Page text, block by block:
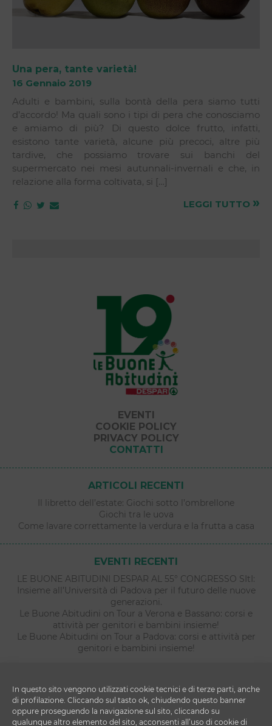
In questo sito vengono utilizzati cookie tecnici e di terze parti, anche
di profilazione. Cliccando sul tasto ok, chiudendo questo banner
oppure proseguendo la navigazione sul sito, cliccando su
qualunque altro elemento del sito, acconsenti all’uso di cookie di
Una pera, tante varietà!
16 Gennaio 2019
Adulti e bambini, sulla bontà della pera siamo tutti
d’accordo! Ma quali sono i tipi di pera che conosciamo
e amiamo di più? Di questo dolce frutto, infatti,
esistono tante varietà, alcune più precoci, altre più
tardive, che possiamo trovare sui banchi del
supermercato nei mesi autunnali-invernali e che, in
relazione alla forma coltivata, si […]
LEGGI TUTTO »
EVENTI
COOKIE POLICY
PRIVACY POLICY
CONTATTI
ARTICOLI RECENTI
Il libretto dell’estate: Giochi sotto l’ombrellone
Giochi tra le uova
Come lavare correttamente la verdura e la frutta a casa
EVENTI RECENTI
LE BUONE ABITUDINI DESPAR AL 55° CONGRESSO SItI:
Insieme all’Università di Padova per il futuro delle nuove
generazioni.
Le Buone Abitudini on Tour a Verona e Bassano: corsi e
attività per genitori e bambini insieme!
Le Buone Abitudini on Tour a Padova: corsi e attività per
genitori e bambini insieme!